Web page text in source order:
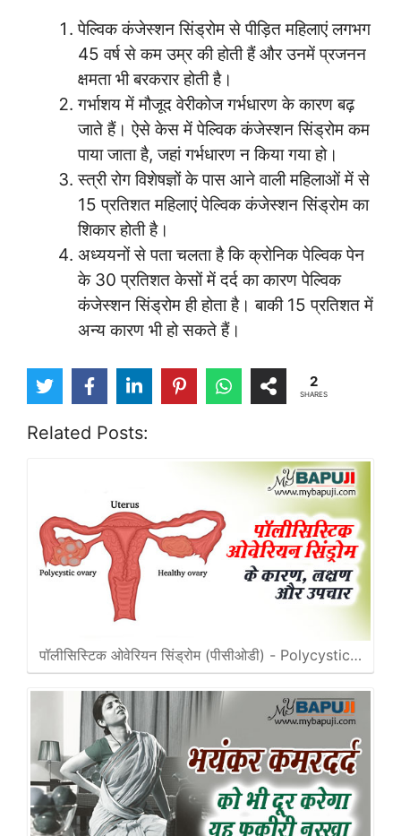
पेल्विक कंजेस्शन सिंड्रोम से पीड़ित महिलाएं लगभग
45 वर्ष से कम उम्र की होती हैं और उनमें प्रजनन
क्षमता भी बरकरार होती है।
गर्भाशय में मौजूद वेरीकोज गर्भधारण के कारण बढ़
जाते हैं। ऐसे केस में पेल्विक कंजेस्शन सिंड्रोम कम
पाया जाता है, जहां गर्भधारण न किया गया हो।
स्त्री रोग विशेषज्ञों के पास आने वाली महिलाओं में से
15 प्रतिशत महिलाएं पेल्विक कंजेस्शन सिंड्रोम का
शिकार होती है।
अध्ययनों से पता चलता है कि क्रोनिक पेल्विक पेन
के 30 प्रतिशत केसों में दर्द का कारण पेल्विक
कंजेस्शन सिंड्रोम ही होता है। बाकी 15 प्रतिशत में
अन्य कारण भी हो सकते हैं।
2
SHARES
Related Posts:
पॉलीसिस्टिक ओवेरियन सिंड्रोम (पीसीओडी) - Polycystic…